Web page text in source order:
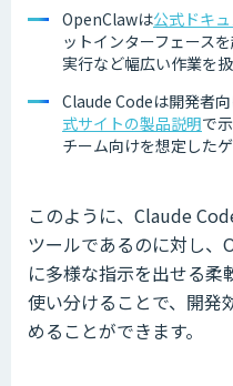
OpenClawは公式ドキ
ットインターフェース
実行など幅広い作業を
Claude Codeは開発者
式サイトの製品説明で
チーム向けを想定した
このように、Claude
ツールであるのに対し、
に多様な指示を出せる柔
使い分けることで、開発
めることができます。